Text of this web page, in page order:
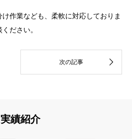
作業なども、柔軟に対応しておりま
ださい。
実績紹介